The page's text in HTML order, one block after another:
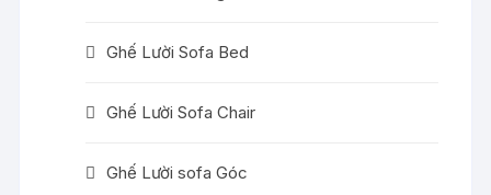
Ghế Lười Sofa Bed
Ghế Lười Sofa Chair
Ghế Lười sofa Góc